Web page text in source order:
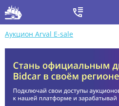
Аукцион Arval E-sale